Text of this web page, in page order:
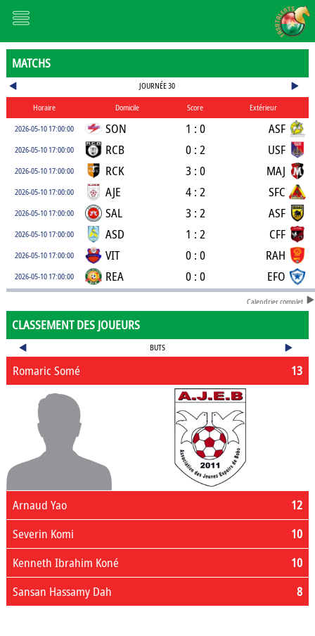
MATCHS
JOURNÉE 30
Horaire Domicile Score
Extérieur
2026-05-10 17:00:00
SON 1 : 0 ASF
2026-05-10 17:00:00 RCB 0 : 2 USF
2026-05-10 17:00:00 RCK 3 : 0 MAJ
2026-05-10 17:00:00 AJE 4 : 2 SFC
2026-05-10 17:00:00 SAL 3 : 2 ASF
2026-05-10 17:00:00 ASD 1 : 2 CFF
2026-05-10 17:00:00 VIT 0 : 0 RAH
2026-05-10 17:00:00 REA 0 : 0 EFO
Calendrier complet
CLASSEMENT DES JOUEURS
BUTS
13
Romaric Somé
12
Arnaud Yao
10
Severin Komi
10
Kenneth Ibrahim Koné
8
Sansan Hassamy Dah